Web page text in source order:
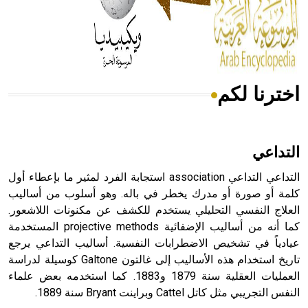
- هل تعلم أن المرجان إفراز حيواني يتكون في البحر ويتركب
من مادة كربونات الكلسيوم، وهو أحمر أو شديد الحمرة وهو
أجود أنواعه، ويمتاز بكبر الحجم ويسمى الش
هل تعلم أن الأبسيد كلمة فرنسية اللفظ تم اعتمادها مصطلحاً
- هل تعلم أن أبجر Abgar اسم معروف جيداً يعود إلى عدد من
الملوك الذين حكموا مدينة إديسا (الرها) من أبجر الأول وحتى
التاسع، وهم ينتسبون إلى أسرة أوسروين
اخترنا لكم
التداعي
التداعي التداعي association استجابة الفرد لمثير ما بإعطاء أول
كلمة أو صورة أو مدرك يخطر في باله. وهو أسلوب من أساليب
العلاج النفسي التحليلي يستخدم للكشف عن مكنونات اللاشعور.
كما أنه من أساليب الإضفائية projective methods المستخدمة
عيادياً في تشخيص الاضطرابات النفسية. أساليب التداعي يرجع
تاريخ استخدام هذه الأساليب إلى غالتون Galtone كوسيلة لدراسة
العمليات العقلية سنة 1879 و1883. كما استخدمه بعض علماء
النفس التجريبي مثل كاتل Cattel وبراينت Bryant سنة 1889.